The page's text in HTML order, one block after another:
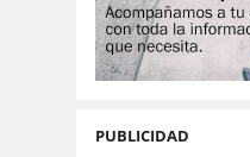
PUBLICIDAD